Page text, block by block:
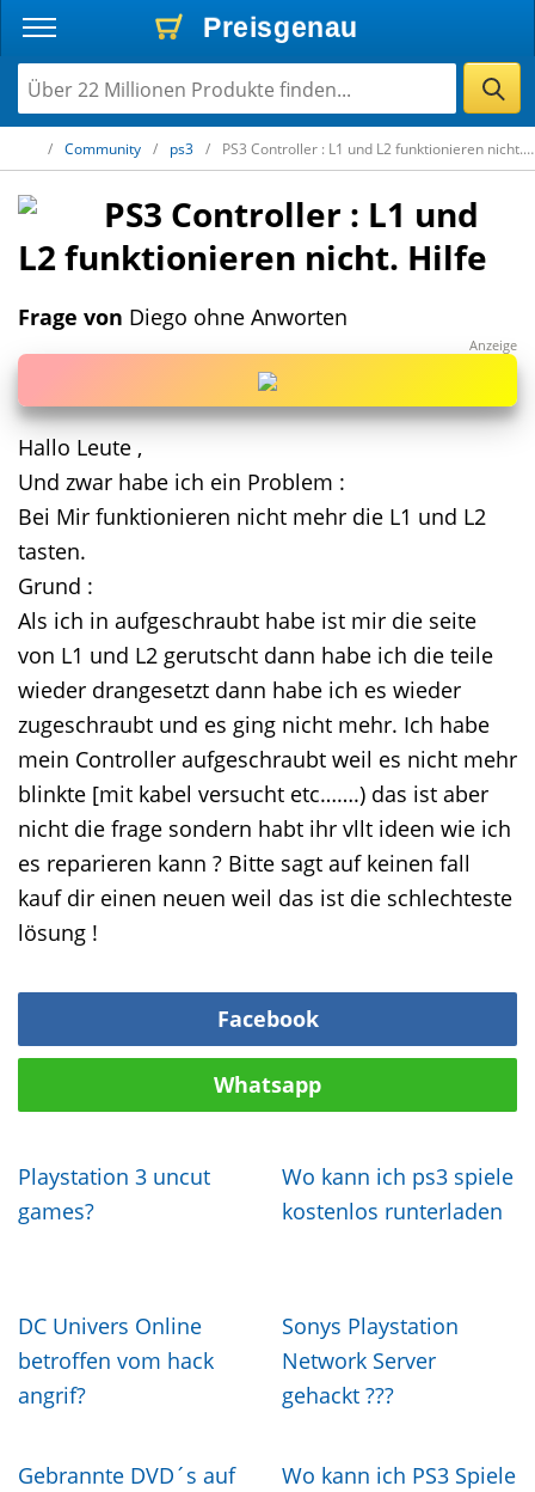
Preisgenau
Preisgenau
Preisgenau
Community ps3
PS3 Controller : L1 und L2 funktionieren nicht.
PS3 Controller : L1 und
L2 funktionieren nicht. Hilfe
Frage von Diego ohne Anworten
Hallo Leute ,
Und zwar habe ich ein Problem :
Bei Mir funktionieren nicht mehr die L1 und L2
tasten.
Grund :
Als ich in aufgeschraubt habe ist mir die seite
von L1 und L2 gerutscht dann habe ich die teile
wieder drangesetzt dann habe ich es wieder
zugeschraubt und es ging nicht mehr. Ich habe
mein Controller aufgeschraubt weil es nicht mehr
blinkte [mit kabel versucht etc…….) das ist aber
nicht die frage sondern habt ihr vllt ideen wie ich
es reparieren kann ? Bitte sagt auf keinen fall
kauf dir einen neuen weil das ist die schlechteste
lösung !
Facebook
Whatsapp
Playstation 3 uncut
games?
Wo kann ich ps3 spiele
kostenlos runterladen
DC Univers Online
betroffen vom hack
angrif?
Sonys Playstation
Network Server
gehackt ???
Gebrannte DVD´s auf
Wo kann ich PS3 Spiele